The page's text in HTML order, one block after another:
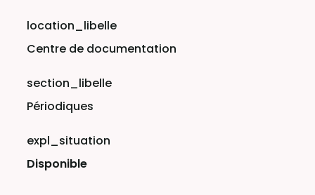
Centre de documentation
Périodiques
Disponible